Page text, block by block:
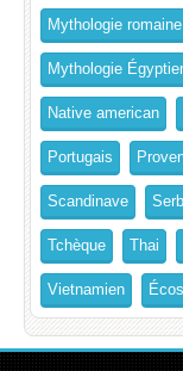
Mythologie romaine
Mythologie
Native american
Portugais
Scandinave
Tchèque Thai
Vietnamien